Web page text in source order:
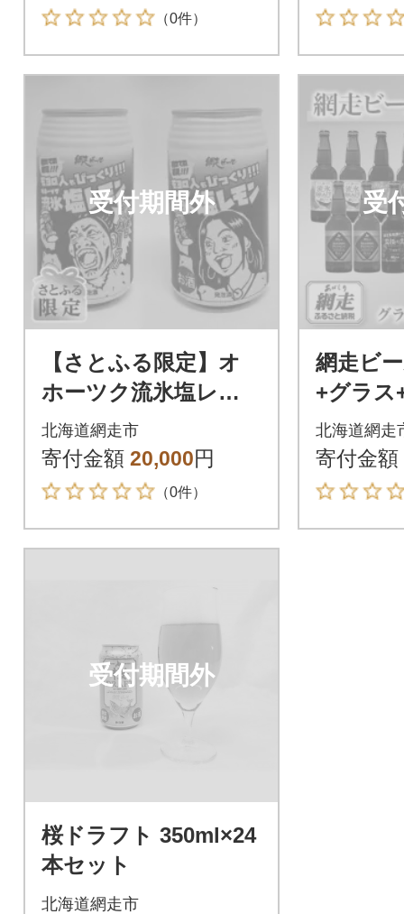
（0件）
受付期間外
【さとふる限定】オ
ホーツク流氷塩レモ
ン(ノーマル&なまら
すっパー)2種 計24本
セット
北海道網走市
寄付金額 20,000円
（0件）
受
網走ビ
+グラス
各1個セ
北海道網走
寄付金額
受付期間外
桜ドラフト 350ml×24
本セット
北海道網走市